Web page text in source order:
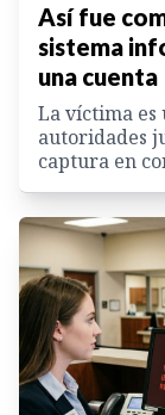
Así fue
sistema
una cuenta
La víctima es
autoridades
captura en